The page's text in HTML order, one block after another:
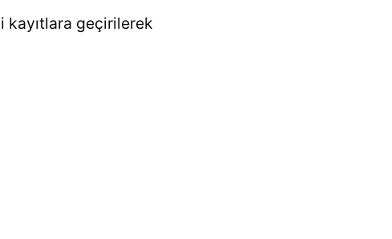
kayıtlara geçirilerek